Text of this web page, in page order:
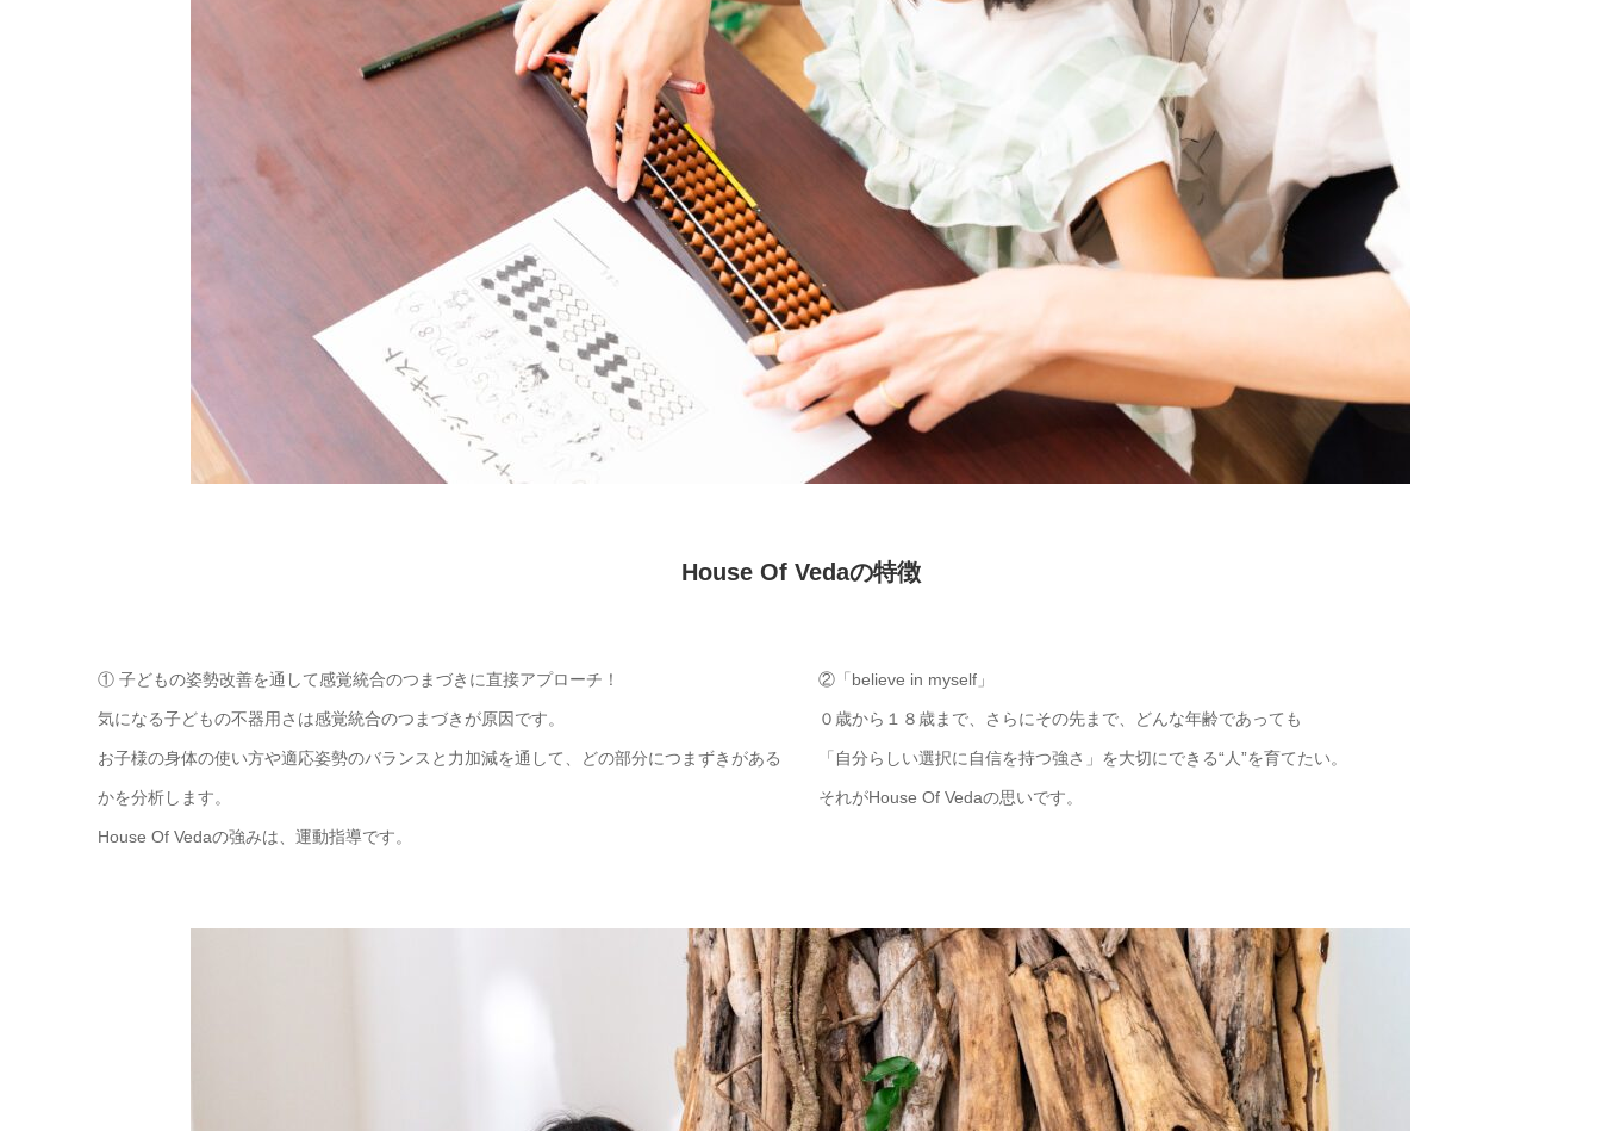
House Of Vedaの特徴
① 子どもの姿勢改善を通して感覚統合のつまづきに直接アプローチ！
気になる子どもの不器用さは感覚統合のつまづきが原因です。
お子様の身体の使い方や適応姿勢のバランスと力加減を通して、どの部分につまずきがある
かを分析します。
House Of Vedaの強みは、運動指導です。
②「 believe in myself 」
０歳から１８歳まで、さらにその先まで、どんな年齢であっても
「自分らしい選択に自信を持つ強さ」を大切にできる“ 人”を育てたい。
それがHouse Of Vedaの思いです。